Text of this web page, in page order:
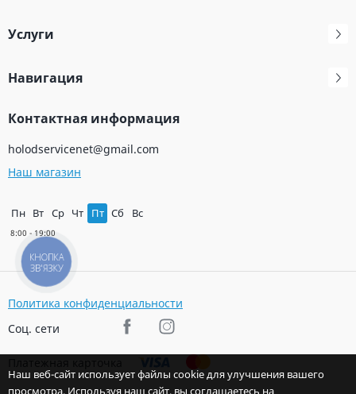
Услуги
Навигация
Контактная информация
holodservicenet@gmail.com
Наш магазин
Пн Вт Ср Чт Пт Сб Вс
Политика конфиденциальности
Соц. сети
Наш веб-сайт использует файлы cookie для улучшения вашего
просмотра. Используя наш сайт, вы соглашаетесь на
КНОПКА
ЗВ'ЯЗКУ